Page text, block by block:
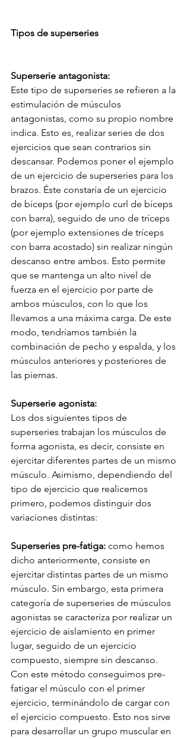
Tipos de superseries
Superserie antagonista:
Este tipo de superseries se refieren a la
estimulación de músculos
antagonistas, como su propio nombre
indica. Esto es, realizar series de dos
ejercicios que sean contrarios sin
descansar. Podemos poner el ejemplo
de un ejercicio de superseries para los
brazos. Éste constaría de un ejercicio
de bíceps (por ejemplo curl de bíceps
con barra), seguido de uno de tríceps
(por ejemplo extensiones de tríceps
con barra acostado) sin realizar ningún
descanso entre ambos. Esto permite
que se mantenga un alto nivel de
fuerza en el ejercicio por parte de
ambos músculos, con lo que los
llevamos a una máxima carga. De este
modo, tendríamos también la
combinación de pecho y espalda, y los
músculos anteriores y posteriores de
las piernas.
Superserie agonista:
Los dos siguientes tipos de
superseries trabajan los músculos de
forma agonista, es decir, consiste en
ejercitar diferentes partes de un mismo
músculo. Asimismo, dependiendo del
tipo de ejercicio que realicemos
primero, podemos distinguir dos
variaciones distintas:
Superseries pre-fatiga: como hemos
dicho anteriormente, consiste en
ejercitar distintas partes de un mismo
músculo. Sin embargo, esta primera
categoría de superseries de músculos
agonistas se caracteriza por realizar un
ejercicio de aislamiento en primer
lugar, seguido de un ejercicio
compuesto, siempre sin descanso.
Con este método conseguimos pre-
fatigar el músculo con el primer
ejercicio, terminándolo de cargar con
el ejercicio compuesto. Esto nos sirve
para desarrollar un grupo muscular en